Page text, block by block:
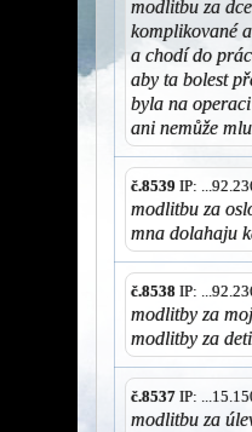
modlitbu za
komplikované
a chodí do
aby ta bolest
byla na
ani nemůže
č.8539 IP:
modlitbu za
mna dolahaju
č.8538 IP:
modlitby za
modlitby za
č.8537 IP:
modlitbu za